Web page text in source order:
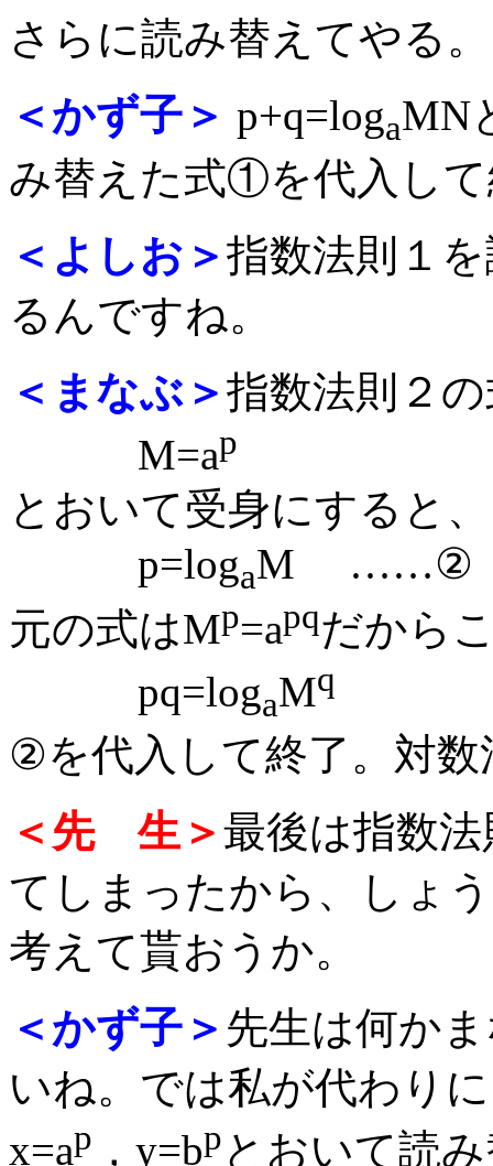
さらに読み替えてやる。
＜かず子＞ p+q=logaMN
み替えた式①を代入し
＜よしお＞指数法則１
るんですね。
＜まなぶ＞指数法則２
M=ap
とおいて受身にすると、
p=logaM ……②
元の式はMp=apqだから
pq=logaMq
②を代入して終了。対
＜先 生＞最後は指数
てしまったから、しょ
考えて貰おうか。
＜かず子＞ 先生は何か
いね。では私が代わり
x=ap ，y=bpとおいて読